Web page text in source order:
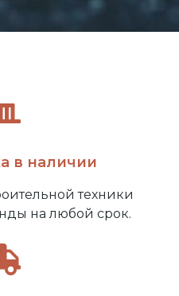
в наличии
техники
на любой срок.